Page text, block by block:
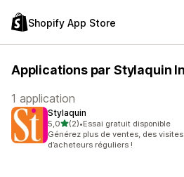
Shopify App Store
Applications par Stylaquin
1 application
Stylaquin
5,0étoile(s) sur 5
(2)
2 avis au total
•Essai gratuit disponible
Générez plus de ventes, des
d’acheteurs réguliers !